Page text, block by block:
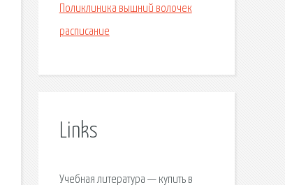
Поликлиника вышний волочек
расписание
Links
Учебная литература — купить в